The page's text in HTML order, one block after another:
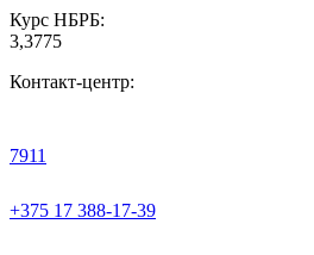
Курс НБРБ:
3,3775
Контакт-центр:
7911
+375 17 388-17-39